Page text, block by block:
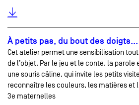
À petits pas, du bout des
Cet atelier permet une sensibilisation
de l’objet. Par le jeu et le conte, la parole
une souris câline, qui invite les petits
reconnaître les couleurs, les matières et
3e maternelles